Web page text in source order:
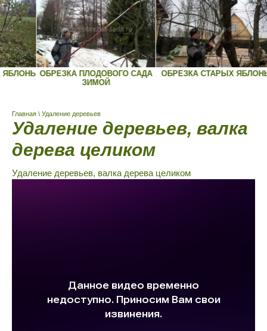
ПЛОДОВОГО САДА
ОБРЕЗКА СТАРЫХ ЯБЛОНЬ
ОБРЕЗКА
Главная \ Удаление деревьев
Удаление деревьев, валка
дерева целиком
Удаление деревьев, валка дерева целиком